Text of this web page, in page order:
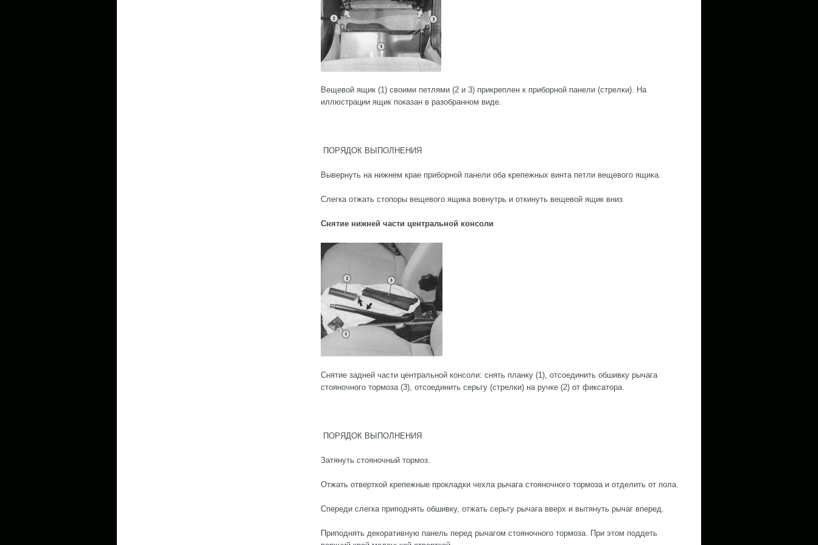
Вещевой ящик (1) своими петлями (2 и 3) прикреплен к приборной панели (стрелки). На
иллюстрации ящик показан в разобранном виде.
ПОРЯДОК ВЫПОЛНЕНИЯ
Вывернуть на нижнем крае приборной панели оба крепежных винта петли вещевого ящика.
Слегка отжать стопоры вещевого ящика вовнутрь и откинуть вещевой ящик вниз.
Снятие нижней части центральной консоли
Снятие задней части центральной консоли: снять планку (1), отсоединить обшивку рычага
стояночного тормоза (3), отсоединить серьгу (стрелки) на ручке (2) от фиксатора.
ПОРЯДОК ВЫПОЛНЕНИЯ
Затянуть стояночный тормоз.
Отжать отверткой крепежные прокладки чехла рычага стояночного тормоза и отделить от пола.
Спереди слегка приподнять обшивку, отжать серьгу рычага вверх и вытянуть рычаг вперед.
Приподнять декоративную панель перед рычагом стояночного тормоза. При этом поддеть